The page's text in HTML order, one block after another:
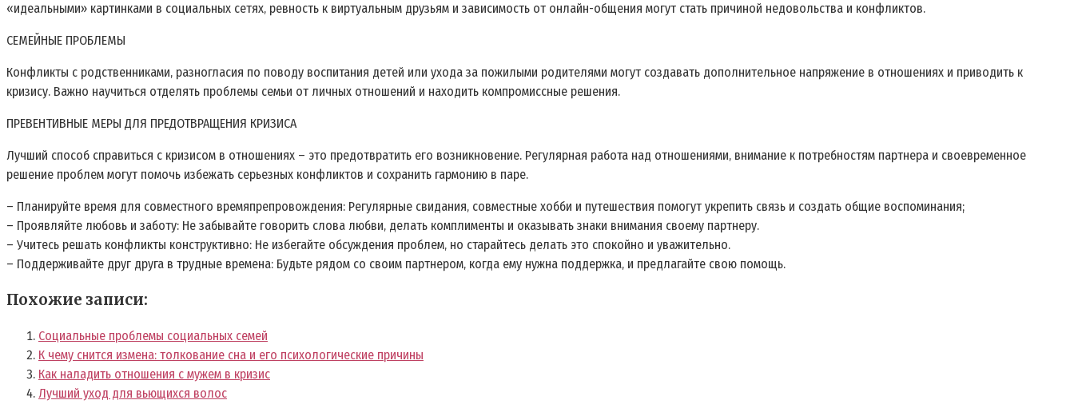
«идеальными» картинками в социальных сетях‚ ревность к виртуальным друзьям и зависимость от онлайн-общения могут стать причиной недовольства и конфликтов.
СЕМЕЙНЫЕ ПРОБЛЕМЫ
Конфликты с родственниками‚ разногласия по поводу воспитания детей или ухода за пожилыми родителями могут создавать дополнительное напряжение в отношениях и приводить к
кризису. Важно научиться отделять проблемы семьи от личных отношений и находить компромиссные решения.
ПРЕВЕНТИВНЫЕ МЕРЫ ДЛЯ ПРЕДОТВРАЩЕНИЯ КРИЗИСА
Лучший способ справиться с кризисом в отношениях – это предотвратить его возникновение. Регулярная работа над отношениями‚ внимание к потребностям партнера и своевременное
решение проблем могут помочь избежать серьезных конфликтов и сохранить гармонию в паре.
– Планируйте время для совместного времяпрепровождения: Регулярные свидания‚ совместные хобби и путешествия помогут укрепить связь и создать общие воспоминания;
– Проявляйте любовь и заботу: Не забывайте говорить слова любви‚ делать комплименты и оказывать знаки внимания своему партнеру.
– Учитесь решать конфликты конструктивно: Не избегайте обсуждения проблем‚ но старайтесь делать это спокойно и уважительно.
– Поддерживайте друг друга в трудные времена: Будьте рядом со своим партнером‚ когда ему нужна поддержка‚ и предлагайте свою помощь.
Похожие записи:
Социальные проблемы социальных семей
К чему снится измена: толкование сна и его психологические причины
Как наладить отношения с мужем в кризис
Лучший уход для вьющихся волос